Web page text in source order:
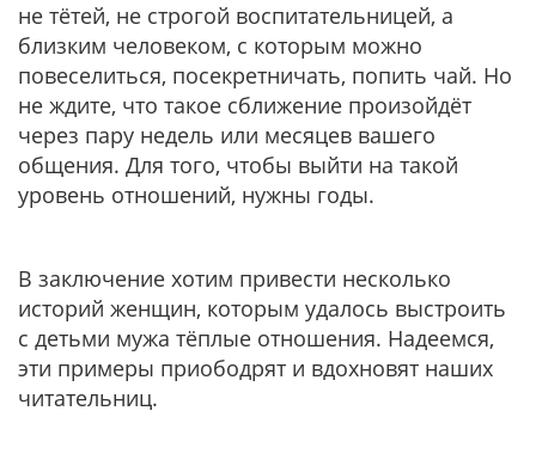
не тётей, не строгой воспитательницей, а
близким человеком, с которым можно
повеселиться, посекретничать, попить чай. Но
не ждите, что такое сближение произойдёт
через пару недель или месяцев вашего
общения. Для того, чтобы выйти на такой
уровень отношений, нужны годы.
В заключение хотим привести несколько
историй женщин, которым удалось выстроить
с детьми мужа тёплые отношения. Надеемся,
эти примеры приободрят и вдохновят наших
читательниц.